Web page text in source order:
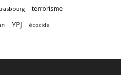
terrorisme
YPJ écocide